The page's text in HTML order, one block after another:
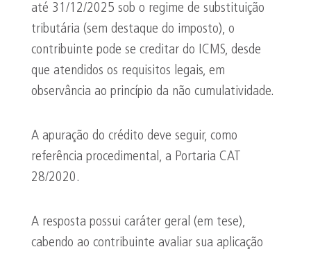
até 31/12/2025 sob o regime de substituição
tributária (sem destaque do imposto), o
contribuinte pode se creditar do ICMS, desde
que atendidos os requisitos legais, em
observância ao princípio da não cumulatividade.
A apuração do crédito deve seguir, como
referência procedimental, a Portaria CAT
28/2020.
A resposta possui caráter geral (em tese),
cabendo ao contribuinte avaliar sua aplicação